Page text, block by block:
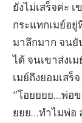
ยังไม่เสร็จค่ะ
กระแทกเมย์อยู่
มาลึกมาก จนยั
ได้ จนเขาส่งเ
เมย์ถึงยอมเสร็จ
“โอยยยย…พ่อ
ยยย…ทำไมพ่อ